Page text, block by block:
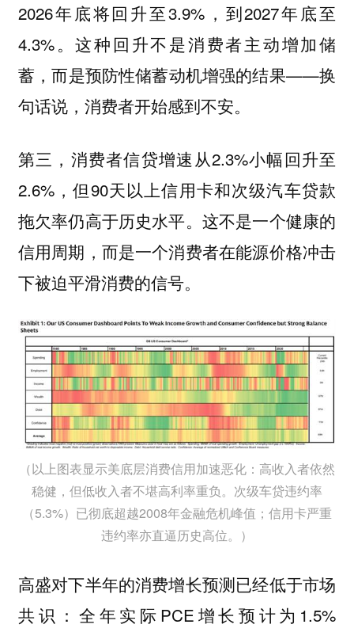
2026年底将回升至3.9%，到2027年底至
4.3%。这种回升不是消费者主动增加储
蓄，而是预防性储蓄动机增强的结果——换
句话说，消费者开始感到不安。
第三，消费者信贷增速从2.3%小幅回升至
2.6%，但90天以上信用卡和次级汽车贷款
拖欠率仍高于历史水平。这不是一个健康的
信用周期，而是一个消费者在能源价格冲击
下被迫平滑消费的信号。
（以上图表显示美底层消费信用加速恶化：高收入者依然
稳健，但低收入者不堪高利率重负。次级车贷违约率
（5.3%）已彻底超越2008年金融危机峰值；信用卡严重
违约率亦直逼历史高位。）
高盛对下半年的消费增长预测已经低于市场
共识：全年实际PCE增长预计为1.5%